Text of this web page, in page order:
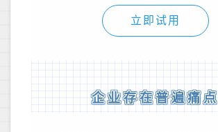
立即试用
企业存在普遍痛点